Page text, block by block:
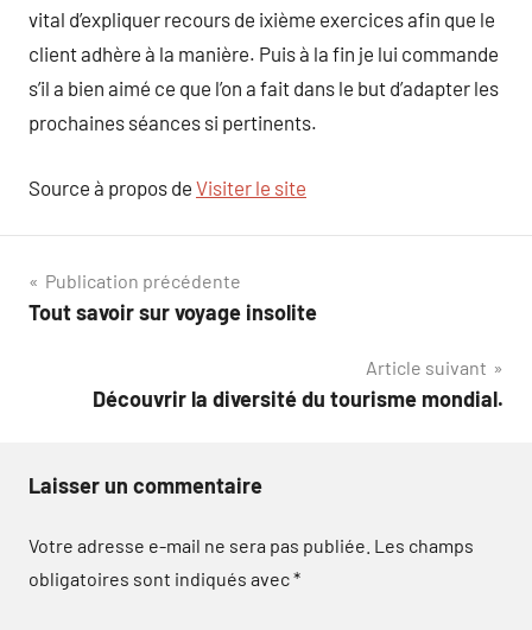
vital d’expliquer recours de ixième exercices afin que le
client adhère à la manière. Puis à la fin je lui commande
s’il a bien aimé ce que l’on a fait dans le but d’adapter les
prochaines séances si pertinents.
Source à propos de Visiter le site
Navigation
de
Publication précédente
Tout savoir sur voyage insolite
Article suivant
Découvrir la diversité du tourisme mondial.
Laisser un commentaire
Votre adresse e-mail ne sera pas publiée. Les champs
obligatoires sont indiqués avec*